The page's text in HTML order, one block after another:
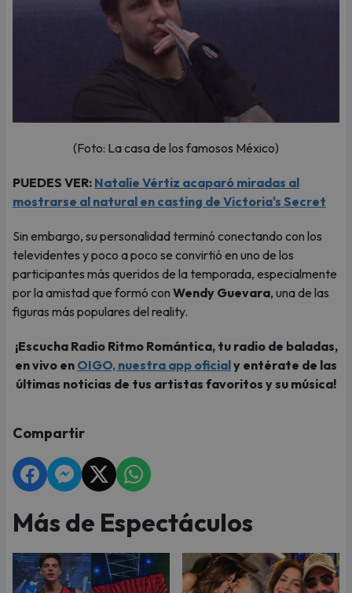
(Foto: La casa de los famosos México)
PUEDES VER: Natalie Vértiz acaparó miradas al
mostrarse al natural en casting de Victoria's Secret
Sin embargo, su personalidad terminó conectando con los
televidentes y poco a poco se convirtió en uno de los
participantes más queridos de la temporada, especialmente
por la amistad que formó con Wendy Guevara, una de las
figuras más populares del reality.
¡Escucha Radio Ritmo Romántica, tu radio de baladas,
en vivo en OIGO, nuestra app oficialy entérate de las
últimas noticias de tus artistas favoritos y su música!
Compartir
Más de Espectáculos